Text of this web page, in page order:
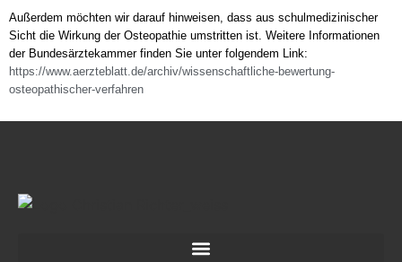
Außerdem möchten wir darauf hinweisen, dass aus schulmedizinischer
Sicht die Wirkung der Osteopathie umstritten ist. Weitere Informationen
der Bundesärztekammer finden Sie unter folgendem Link:
https://www.aerzteblatt.de/archiv/wissenschaftliche-bewertung-
osteopathischer-verfahren